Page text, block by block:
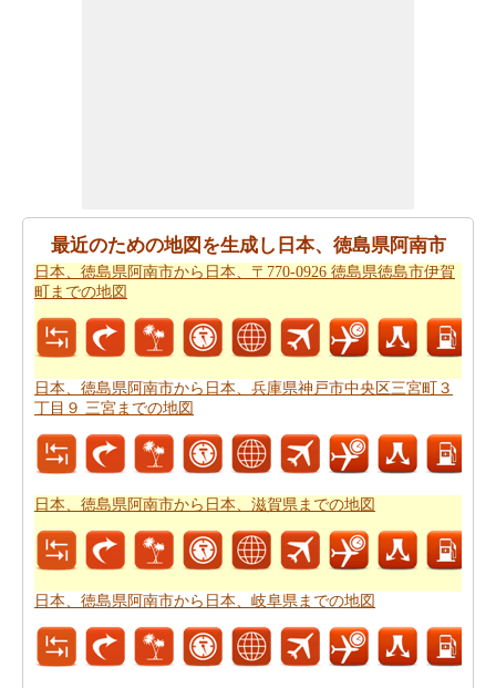
県阿南市から日本、滋賀県までの道路ルートプランはあ
なたがチェックすることをお勧めします。
か。あなたは
日本、徳島県阿南市から日本、滋賀県まで
の旅行の費用 を見つけることができます。
最近のための地図を生成し日本、徳島県阿南市
日本、徳島県阿南市から日本、〒770-0926 徳島県徳島市伊賀
町までの地図
日本、徳島県阿南市から日本、兵庫県神戸市中央区三宮町３
丁目９ 三宮までの地図
日本、徳島県阿南市から日本、滋賀県までの地図
日本、徳島県阿南市から日本、岐阜県までの地図